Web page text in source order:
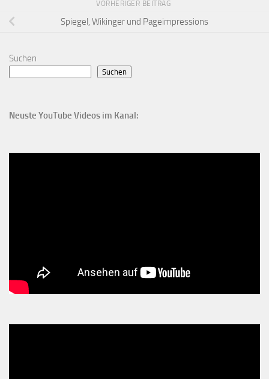
VORHERIGER BEITRAG
Spiegel, Wikinger und Pageimpressions
Suchen
Suchen
Neuste YouTube Videos im Kanal: